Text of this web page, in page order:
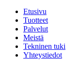
Etusivu
Tuotteet
Palvelut
Meistä
Tekninen tuki
Yhteystiedot